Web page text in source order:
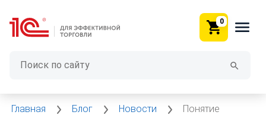
0
Главная Блог Новости
Понятие